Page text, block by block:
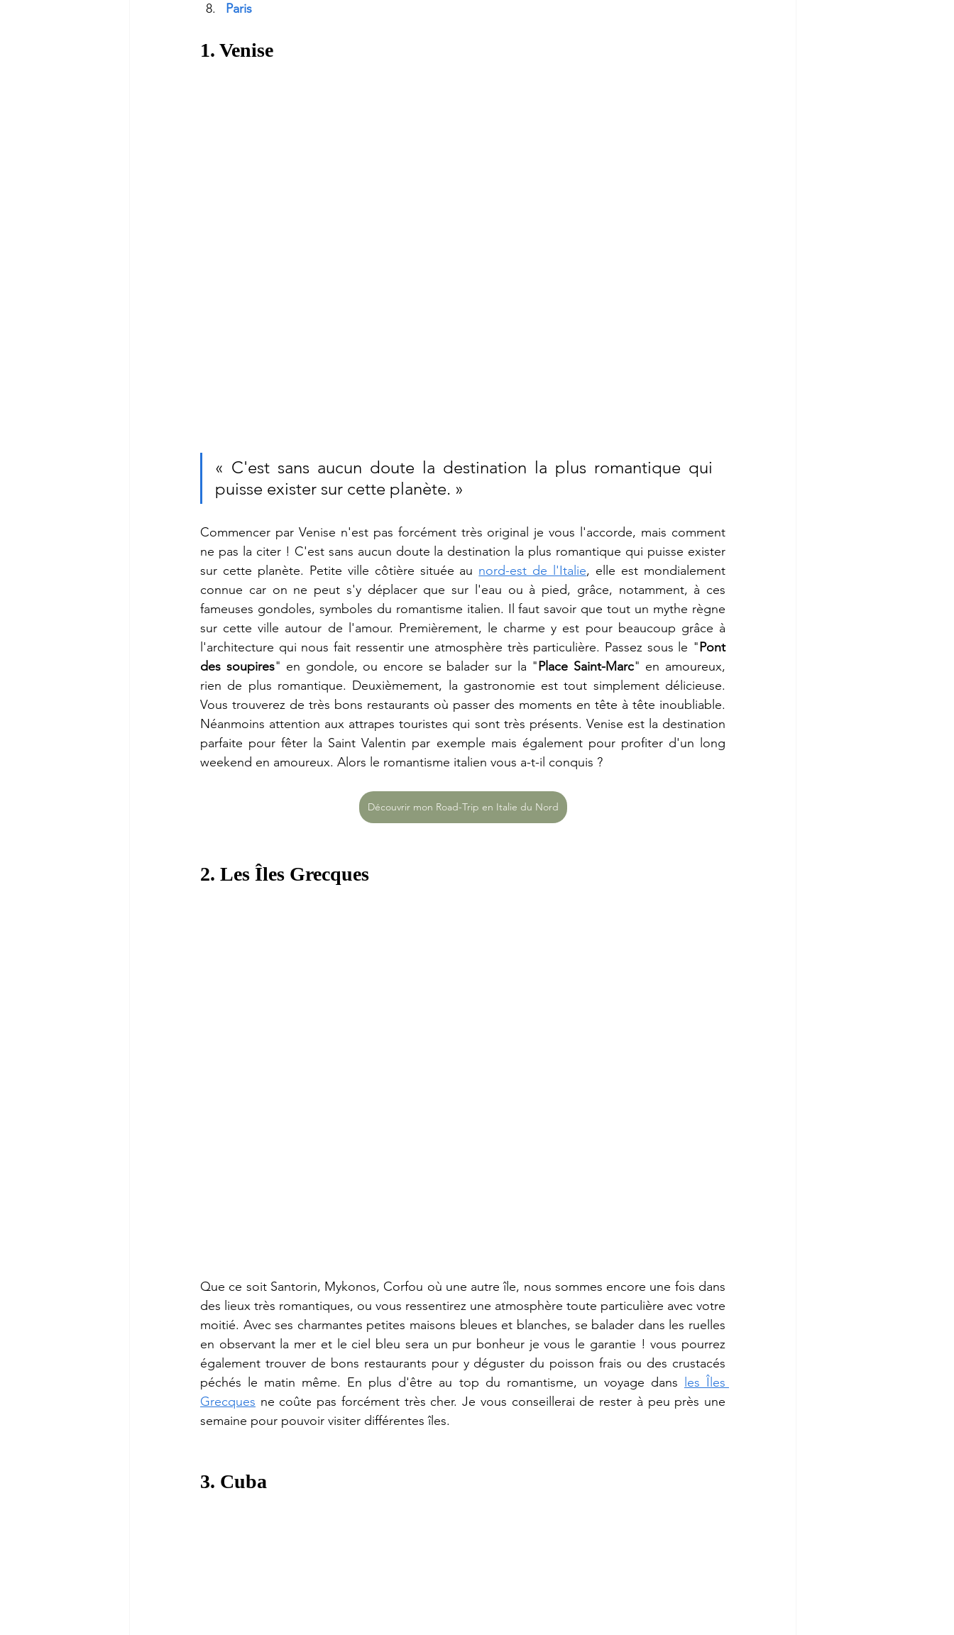
Paris
1. Venise
« C'est sans aucun doute la destination la plus romantique qui
puisse exister sur cette planète. »
Commencer par Venise n'est pas forcément très original je vous l'accorde, mais comment
ne pas la citer ! C'est sans aucun doute la destination la plus romantique qui puisse exister
sur cette planète. Petite ville côtière située au nord-est de l'Italie, elle est mondialement
connue car on ne peut s'y déplacer que sur l'eau ou à pied, grâce, notamment, à ces
fameuses gondoles, symboles du romantisme italien. Il faut savoir que tout un mythe règne
sur cette ville autour de l'amour. Premièrement, le charme y est pour beaucoup grâce à
l'architecture qui nous fait ressentir une atmosphère très particulière. Passez sous le "Pont
des soupires" en gondole, ou encore se balader sur la "Place Saint-Marc" en amoureux,
rien de plus romantique. Deuxièmement, la gastronomie est tout simplement délicieuse.
Vous trouverez de très bons restaurants où passer des moments en tête à tête inoubliable.
Néanmoins attention aux attrapes touristes qui sont très présents. Venise est la destination
parfaite pour fêter la Saint Valentin par exemple mais également pour profiter d'un long
weekend en amoureux. Alors le romantisme italien vous a-t-il conquis ?
Découvrir mon Road-Trip en Italie du Nord
2. Les Îles Grecques
Que ce soit Santorin, Mykonos, Corfou où une autre île, nous sommes encore une fois dans
des lieux très romantiques, ou vous ressentirez une atmosphère toute particulière avec votre
moitié. Avec ses charmantes petites maisons bleues et blanches, se balader dans les ruelles
en observant la mer et le ciel bleu sera un pur bonheur je vous le garantie ! vous pourrez
également trouver de bons restaurants pour y déguster du poisson frais ou des crustacés
péchés le matin même. En plus d'être au top du romantisme, un voyage dans
les Îles
Grecques ne coûte pas forcément très cher. Je vous conseillerai de rester à peu près une
semaine pour pouvoir visiter différentes îles.
3. Cuba